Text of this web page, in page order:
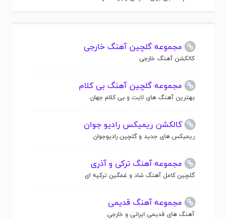
مجموعه گلچین آهنگ خارجی
کالکشن آهنگ خارجی
مجموعه گلچین آهنگ بی کلام
بهترین آهنگ های لایت و بی کلام جهان
کالکشن ریمیکس رادیو جوان
ریمیکس های جدید و گلچین رادیوجوان
مجموعه آهنگ ترکی و آذری
گلچین کامل آهنگ شاد و غمگین ترکیه ای
مجموعه آهنگ قدیمی
آهنگ های قدیمی ایرانی و خارجی